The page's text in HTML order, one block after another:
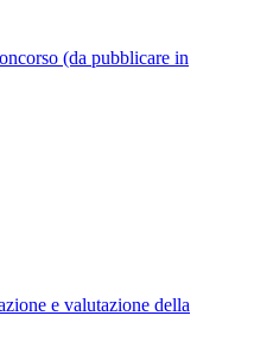
(da pubblicare in
e valutazione della